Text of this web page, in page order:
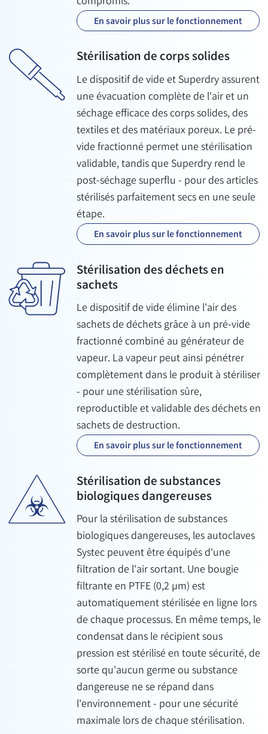
En savoir plus sur le fonctionnement
Stérilisation de corps solides
Le dispositif de vide et Superdry assurent
une évacuation complète de l'air et un
séchage efficace des corps solides, des
textiles et des matériaux poreux. Le pré-
vide fractionné permet une stérilisation
validable, tandis que Superdry rend le
post-séchage superflu - pour des articles
stérilisés parfaitement secs en une seule
étape.
En savoir plus sur le fonctionnement
Stérilisation des déchets en
sachets
Le dispositif de vide élimine l'air des
sachets de déchets grâce à un pré-vide
fractionné combiné au générateur de
vapeur. La vapeur peut ainsi pénétrer
complètement dans le produit à stériliser
- pour une stérilisation sûre,
reproductible et validable des déchets en
sachets de destruction.
En savoir plus sur le fonctionnement
Stérilisation de substances
biologiques dangereuses
Pour la stérilisation de substances
biologiques dangereuses, les autoclaves
Systec peuvent être équipés d'une
filtration de l'air sortant. Une bougie
filtrante en PTFE (0,2 µm) est
automatiquement stérilisée en ligne lors
de chaque processus. En même temps, le
condensat dans le récipient sous
pression est stérilisé en toute sécurité, de
sorte qu'aucun germe ou substance
dangereuse ne se répand dans
l'environnement - pour une sécurité
maximale lors de chaque stérilisation.